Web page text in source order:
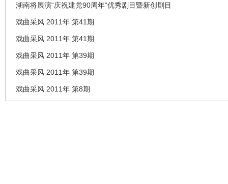
湖南将展演“庆祝建党90周年“优秀剧目暨新创剧目
戏曲采风 2011年 第41期
戏曲采风 2011年 第41期
戏曲采风 2011年 第39期
戏曲采风 2011年 第39期
戏曲采风 2011年 第8期